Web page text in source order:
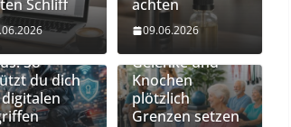
Schliff
achten
09.06.2026
im
So
du dich
Mobilität
Gelenke und
Knochen
plötzlich
Grenzen setzen